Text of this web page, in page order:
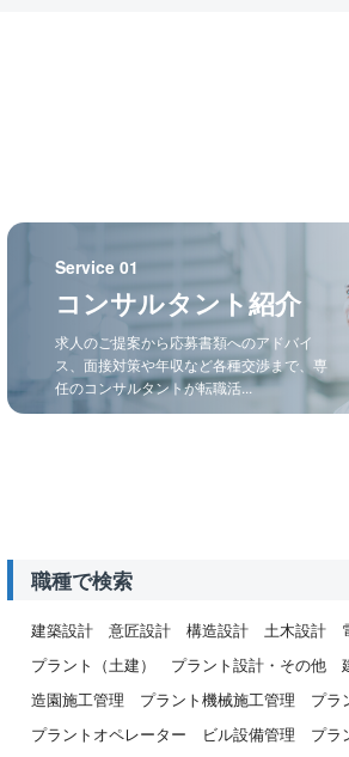
Service 01
コンサルタント紹介
求人のご提案から応募書類へのアドバイ
ス、面接対策や年収など各種交渉まで、専
任のコンサルタントが転職活...
職種で検索
建築設計 意匠設計 構造設計 土木設計
プラント（土建）
プラント設計・その他
造園施工管理
プラント機械施工管理 プラ
プラントオペレーター
ビル設備管理 プラ